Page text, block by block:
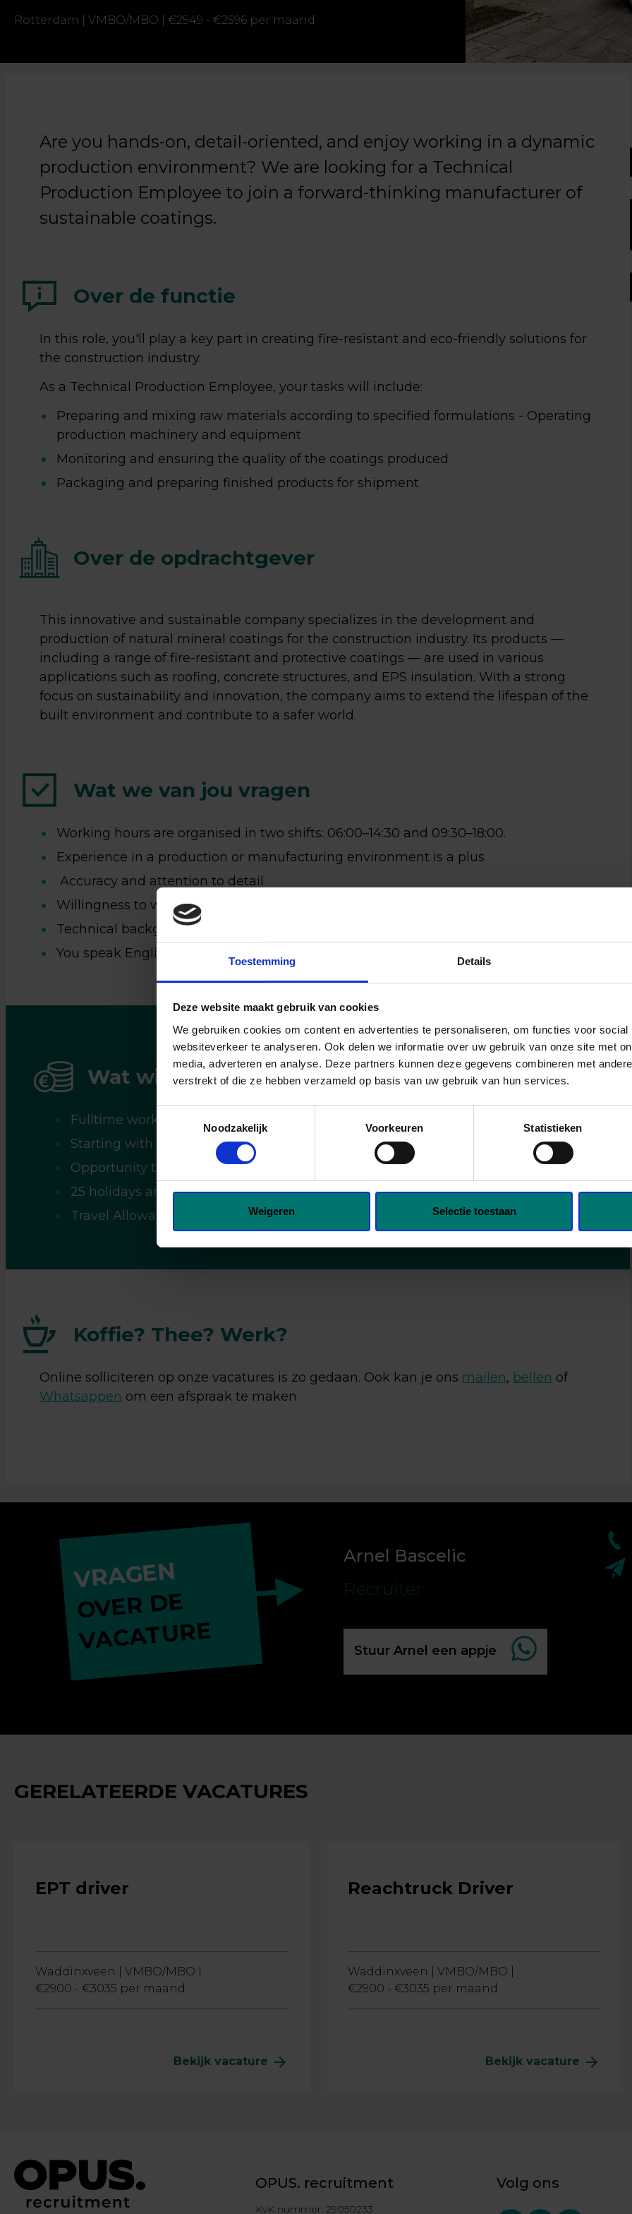
Toestemming Details
Deze website maakt gebruik van cookies
We gebruiken cookies om content en advertenties te personaliseren, om functies voor social
websiteverkeer te analyseren. Ook delen we informatie over uw gebruik van onze site met
media, adverteren en analyse. Deze partners kunnen deze gegevens combineren met
verstrekt of die ze hebben verzameld op basis van uw gebruik van hun services.
Noodzakelijk
Voorkeuren Statistieken
Weigeren Selectie toestaan
Rotterdam | VMBO/MBO | €2549 - €2596 per maand
Are you hands-on, detail-oriented, and enjoy working in a dynamic
production environment? We are looking for a Technical
Production Employee to join a forward-thinking manufacturer of
sustainable coatings.
Over de functie
In this role, you'll play a key part in creating fire-resistant and eco-friendly solutions for
the construction industry.
As a Technical Production Employee, your tasks will include:
Preparing and mixing raw materials according to specified formulations - Operating
production machinery and equipment
Monitoring and ensuring the quality of the coatings produced
Packaging and preparing finished products for shipment
Over de opdrachtgever
This innovative and sustainable company specializes in the development and
production of natural mineral coatings for the construction industry. Its products —
including a range of fire-resistant and protective coatings — are used in various
applications such as roofing, concrete structures, and EPS insulation. With a strong
focus on sustainability and innovation, the company aims to extend the lifespan of the
built environment and contribute to a safer world.
Wat we van jou vragen
Working hours are organised in two shifts: 06:00–14:30 and 09:30–18:00.
Experience in a production or manufacturing environment is a plus
Accuracy and attention to detail
Willingness to work in a dynamic and growing organization
Technical background isn't required
You speak English
Wat wij jou bieden
Fulltime work, 40 hours per week (monday - friday)
Starting with €14,71 gross per hour
Opportunity to grow in this position and get salary increases on short term
25 holidays and 8% holiday allowance
Travel Allowance
Koffie? Thee? Werk?
Online solliciteren op onze vacatures is zo gedaan. Ook kan je ons mailen, bellen of
Whatsappen om een afspraak te maken.
VRAGEN
OVER DE
VACATURE
Arnel Bascelic
Recruiter
Stuur Arnel een appje
GERELATEERDE VACATURES
EPT driver
Waddinxveen |
VMBO/MBO |
€2900 - €3035 per maand
Bekijk vacature arrow_forward
Reachtruck Driver
Waddinxveen |
VMBO/MBO |
€2900 - €3035 per maand
Bekijk vacature arrow_forward
OPUS. recruitment
KvK nummer: 29050233
Volg ons
Zin in koffie én
een goed
gesprek?
17:00 uur. Liever zeker weten dat de
juiste contactpersoon binnen is? Laat
je gegevens achter en geef aan
koffie klaarstaat.
Ja, ik geef toestemming om mijn gegevens op te slaan en te